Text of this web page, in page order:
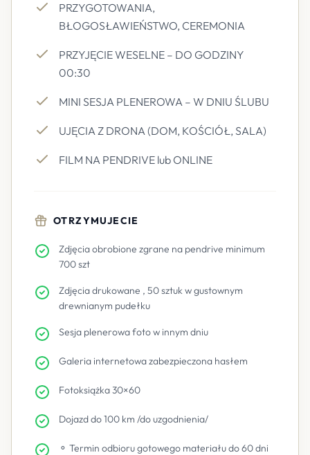
PRZYGOTOWANIA,
BŁOGOSŁAWIEŃSTWO, CEREMONIA
PRZYJĘCIE WESELNE – DO GODZINY
00:30
MINI SESJA PLENEROWA – W DNIU ŚLUBU
UJĘCIA Z DRONA (DOM, KOŚCIÓŁ, SALA)
FILM NA PENDRIVE lub ONLINE
OTRZYMUJECIE
Zdjęcia obrobione zgrane na pendrive minimum
700 szt
Zdjęcia drukowane , 50 sztuk w gustownym
drewnianym pudełku
Sesja plenerowa foto w innym dniu
Galeria internetowa zabezpieczona hasłem
Fotoksiążka 30×60
Dojazd do 100 km /do uzgodnienia/
⚬ Termin odbioru gotowego materiału do 60 dni